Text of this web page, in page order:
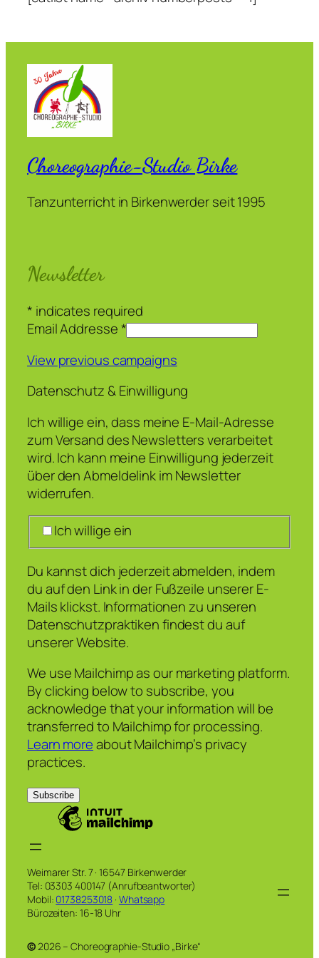
Choreographie-Studio Birke
Tanzunterricht in Birkenwerder seit 1995
Newsletter
* indicates required
Email Addresse*
View previous campaigns
Datenschutz & Einwilligung
Ich willige ein, dass meine E-Mail-Adresse
zum Versand des Newsletters verarbeitet
wird. Ich kann meine Einwilligung jederzeit
über den Abmeldelink im Newsletter
widerrufen.
Ich willige ein
Du kannst dich jederzeit abmelden, indem
du auf den Link in der Fußzeile unserer E-
Mails klickst. Informationen zu unseren
Datenschutzpraktiken findest du auf
unserer Website.
We use Mailchimp as our marketing platform.
By clicking below to subscribe, you
acknowledge that your information will be
transferred to Mailchimp for processing.
Learn moreabout Mailchimp’s privacy
practices.
Weimarer Str. 7 · 16547 Birkenwerder
Tel: 03303 400147 (Anrufbeantworter)
Mobil: 01738253018 · Whatsapp
Bürozeiten: 16-18 Uhr
©2026 – Choreographie-Studio „Birke“